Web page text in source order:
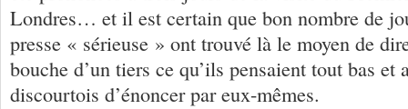
Londres… et il est certain que bon nombre de
presse « sérieuse » ont trouvé là le moyen de
bouche d’un tiers ce qu’ils pensaient tout bas et
discourtois d’énoncer par eux-mêmes.